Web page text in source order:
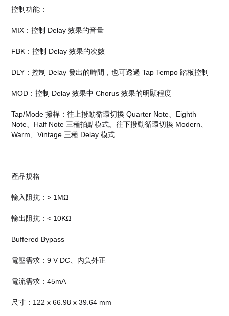
控制功能：
MIX：控制 Delay 效果的音量
FBK：控制 Delay 效果的次數
DLY：控制 Delay 發出的時間，也可透過 Tap Tempo 踏板控制
MOD：控制 Delay 效果中 Chorus 效果的明顯程度
Tap/Mode 撥桿：往上撥動循環切換 Quarter Note、Eighth
Note、Half Note 三種拍點模式。往下撥動循環切換 Modern、
Warm、Vintage 三種 Delay 模式
產品規格
輸入阻抗：> 1MΩ
輸出阻抗：< 10KΩ
Buffered Bypass
電壓需求：9 V DC、內負外正
電流需求：45mA
尺寸：122 x 66.98 x 39.64 mm